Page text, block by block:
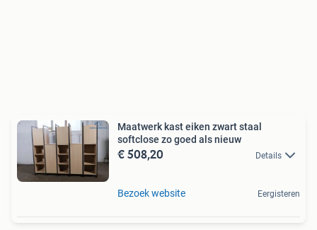
Maatwerk kast eiken zwart staal
softclose zo goed als nieuw
€ 508,20 Details
Bezoek website Eergisteren